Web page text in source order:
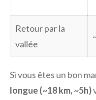
Retour par la
vallée
Si vous êtes un bon
longue (~18 km, ~5h)